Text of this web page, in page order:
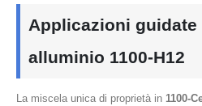
Applicazioni
alluminio 1100-H12
La miscela unica di proprietà in 1100-